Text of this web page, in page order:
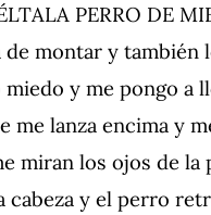
PERRO DE
de montar y
y me pongo a
me lanza encima y
miran los ojos de la
cabeza y el perro